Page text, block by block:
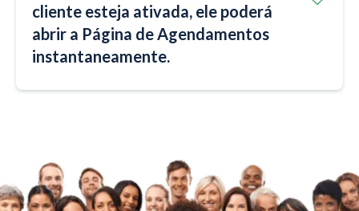
cliente esteja ativada, ele poderá
abrir a Página de Agendamentos
instantaneamente.